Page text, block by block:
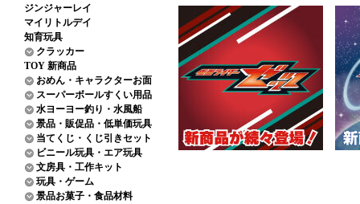
ジンジャーレイ
マイリトルデイ
知育玩具
クラッカー
TOY 新商品
おめん・キャラクターお面
スーパーボールすくい用品
水ヨーヨー釣り・水風船
景品・販促品・低単価玩具
当てくじ・くじ引きセット
ビニール玩具・エア玩具
文房具・工作キット
玩具・ゲーム
景品お菓子・食品材料